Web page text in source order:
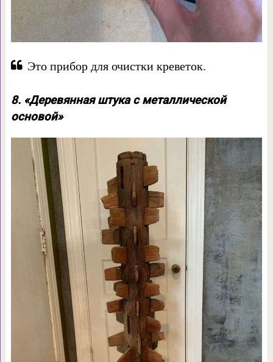
Это прибор для очистки креветок.
8. «Деревянная штука с металлической
основой»